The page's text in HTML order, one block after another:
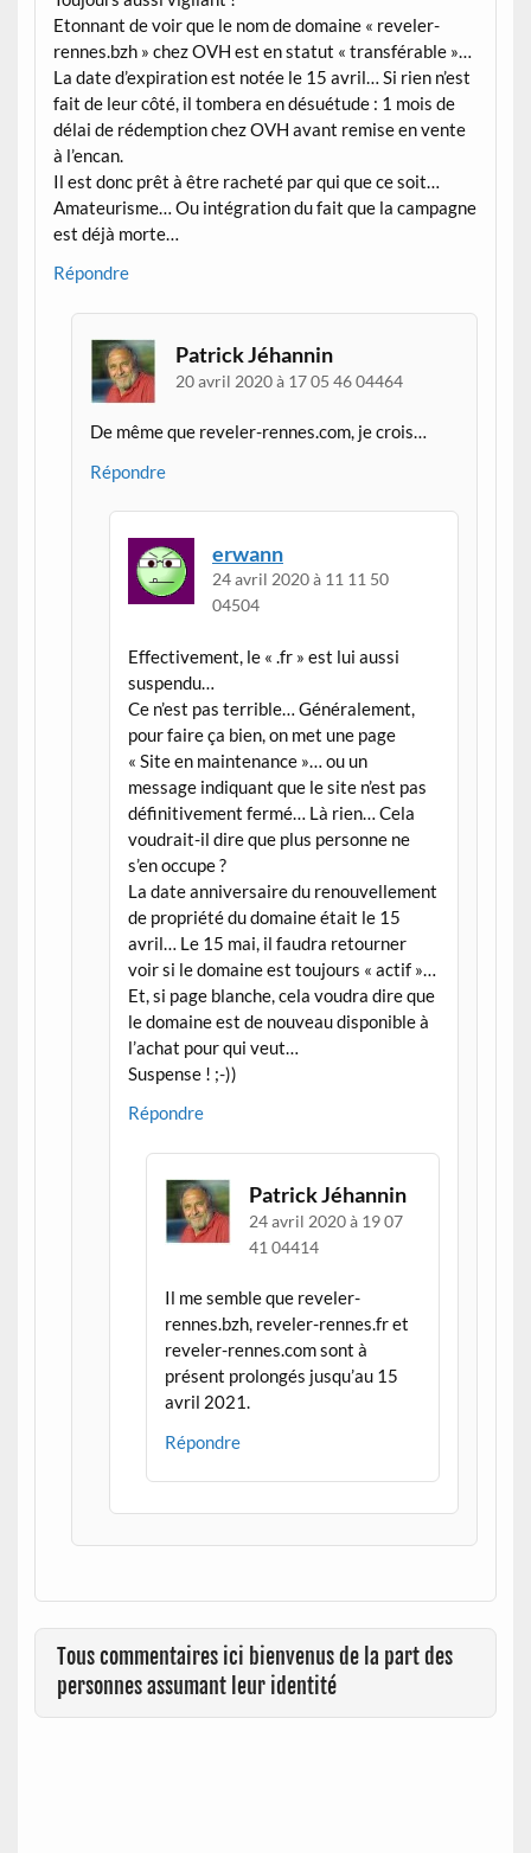
Etonnant de voir que le nom de domaine « reveler-
rennes.bzh » chez OVH est en statut « transférable »…
La date d’expiration est notée le 15 avril… Si rien n’est
fait de leur côté, il tombera en désuétude : 1 mois de
délai de rédemption chez OVH avant remise en vente
à l’encan.
Il est donc prêt à être racheté par qui que ce soit…
Amateurisme… Ou intégration du fait que la campagne
est déjà morte…
Répondre
Patrick Jéhannin
20 avril 2020 à 17 05 46 04464
De même que reveler-rennes.com, je crois…
Répondre
erwann
24 avril 2020 à 11 11 50
04504
Effectivement, le « .fr » est lui aussi
suspendu…
Ce n’est pas terrible… Généralement,
pour faire ça bien, on met une page
« Site en maintenance »… ou un
message indiquant que le site n’est pas
définitivement fermé… Là rien… Cela
voudrait-il dire que plus personne ne
s’en occupe ?
La date anniversaire du renouvellement
de propriété du domaine était le 15
avril… Le 15 mai, il faudra retourner
voir si le domaine est toujours « actif »…
Et, si page blanche, cela voudra dire que
le domaine est de nouveau disponible à
l’achat pour qui veut…
Suspense ! ;-))
Répondre
Patrick Jéhannin
24 avril 2020 à 19 07
41 04414
Il me semble que reveler-
rennes.bzh, reveler-rennes.fr et
reveler-rennes.com sont à
présent prolongés jusqu’au 15
avril 2021.
Répondre
Tous commentaires ici bienvenus de la part des
personnes assumant leur identité